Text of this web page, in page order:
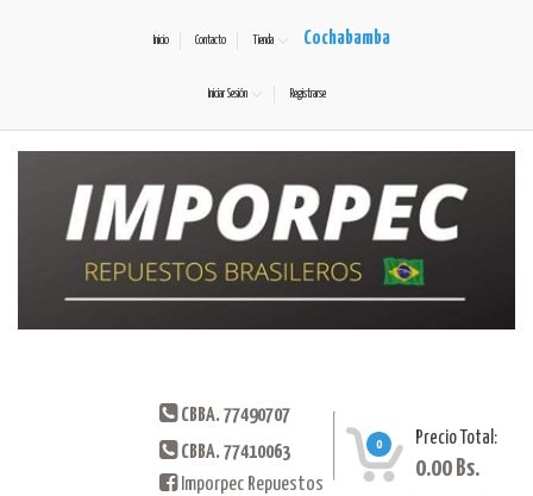
Inicio Contacto Tienda Cochabamba
Iniciar Sesión Registrarse
CBBA. 77490707
CBBA. 77410063
Imporpec Repuestos
0 Precio Total:
0.00 Bs.